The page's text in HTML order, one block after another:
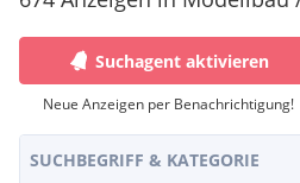
Suchagent aktivieren
Neue Anzeigen per Benachrichtigung!
SUCHBEGRIFF & KATEGORIE